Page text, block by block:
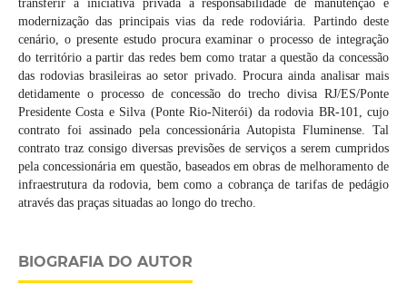
transferir à iniciativa privada a responsabilidade de manutenção e
modernização das principais vias da rede rodoviária. Partindo deste
cenário, o presente estudo procura examinar o processo de integração
do território a partir das redes bem como tratar a questão da concessão
das rodovias brasileiras ao setor privado. Procura ainda analisar mais
detidamente o processo de concessão do trecho divisa RJ/ES/Ponte
Presidente Costa e Silva (Ponte Rio-Niterói) da rodovia BR-101, cujo
contrato foi assinado pela concessionária Autopista Fluminense. Tal
contrato traz consigo diversas previsões de serviços a serem cumpridos
pela concessionária em questão, baseados em obras de melhoramento de
infraestrutura da rodovia, bem como a cobrança de tarifas de pedágio
através das praças situadas ao longo do trecho.
BIOGRAFIA DO AUTOR